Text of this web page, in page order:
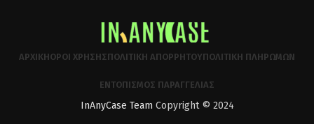
ΑΡΧΙΚΉΌΡΟΙ ΧΡΉΣΗΣΠΟΛΙΤΙΚΉ ΑΠΟΡΡΉΤΟΥΠΟΛΙΤΙΚΉ ΠΛΗΡΩΜΏΝ
ΕΝΤΟΠΙΣΜΌΣ ΠΑΡΑΓΓΕΛΊΑΣ
InAnyCase Team Copyright © 2024